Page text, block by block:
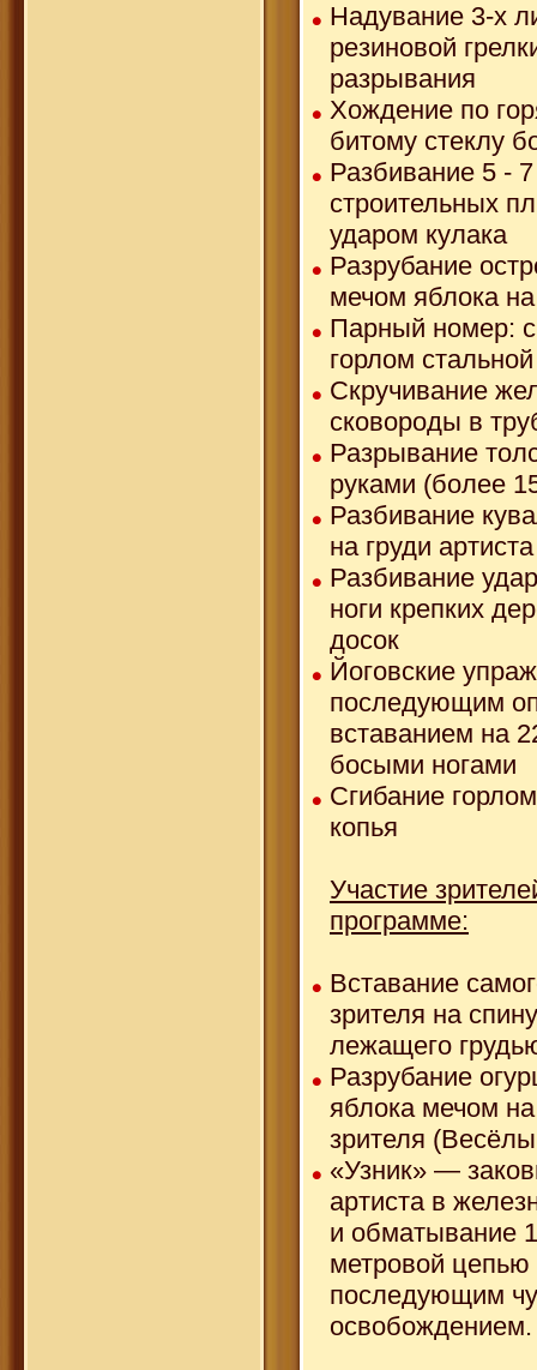
Надувание 3-х
резиновой
разрывания
Хождение по
битому стеклу
Разбивание 5 - 7
строительных
ударом кулака
Разрубание
мечом яблока
Парный номер:
горлом
Скручивание
сковороды в
Разрывание
руками (более
Разбивание
на груди артиста
Разбивание
ноги крепких
досок
Йоговские
последующим
вставанием на
босыми ногами
Сгибание
копья
Участие
программе:
Вставание
зрителя на
лежащего
Разрубание
яблока мечом
зрителя
«Узник» —
артиста в
и обматывание
метровой цепью
последующим
освобождением.